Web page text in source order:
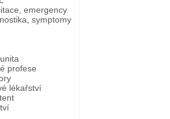
emergency
symptomy
profese
lékařství